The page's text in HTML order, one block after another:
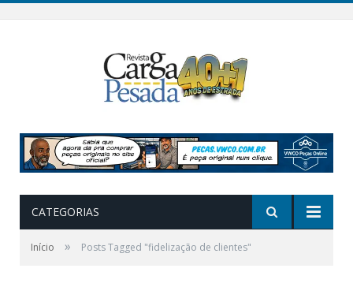
CATEGORIAS
Início » Posts Tagged "fidelização de clientes"